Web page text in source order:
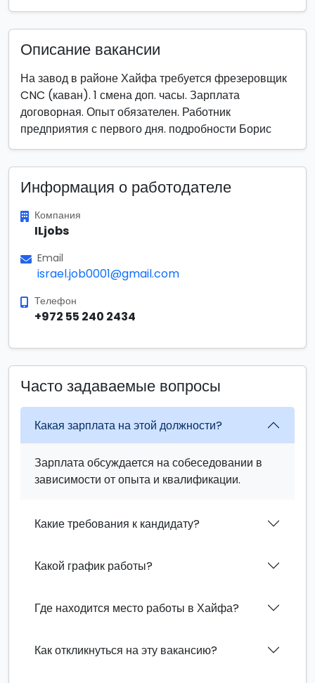
Описание вакансии
На завод в районе Хайфа требуется фрезеровщик
CNC (каван). 1 смена доп. часы. Зарплата
договорная. Опыт обязателен. Работник
предприятия с первого дня. подробности Борис
Информация о работодателе
Компания
ILjobs
Email
israel.job0001@gmail.com
Телефон
+972 55 240 2434
Часто задаваемые вопросы
Какая зарплата на этой должности?
Зарплата обсуждается на собеседовании в
зависимости от опыта и квалификации.
Какие требования к кандидату?
Какой график работы?
Где находится место работы в Хайфа?
Как откликнуться на эту вакансию?